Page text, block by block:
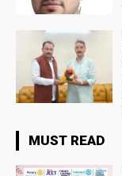
MUST READ